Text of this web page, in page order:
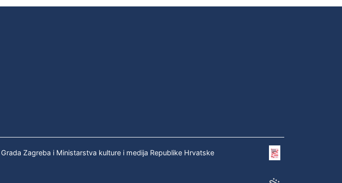
Zagreba i Ministarstva kulture i medija Republike Hrvatske